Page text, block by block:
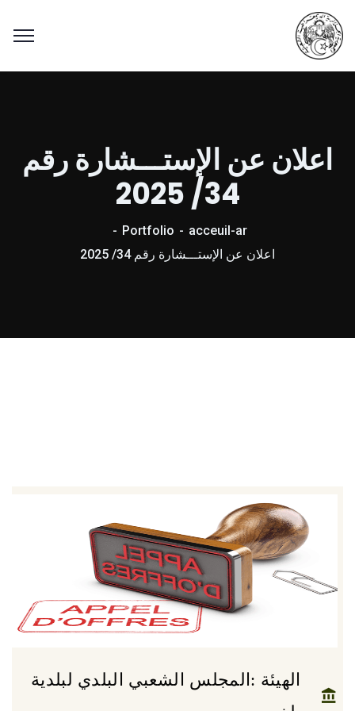
اعلان عن الإستـــشارة رقم
34/ 2025
acceuil-ar
Portfolio
اعلان عن الإستـــشارة رقم 34/ 2025
الهيئة :المجلس الشعبي البلدي لبلدية